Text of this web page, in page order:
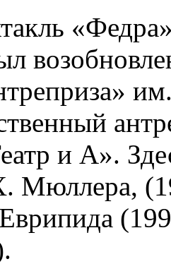
и А».
Мюллера,